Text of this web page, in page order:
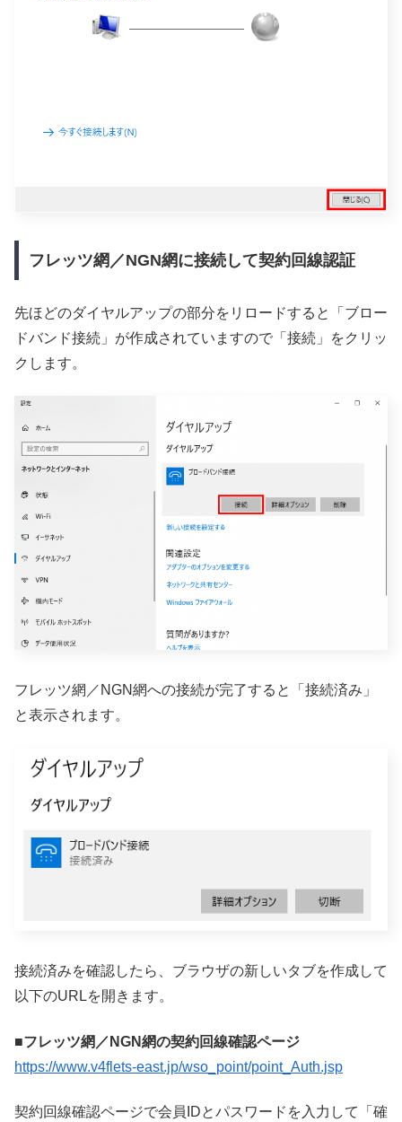
フレッツ網／NGN網に接続して契約回線認証
先ほどのダイヤルアップの部分をリロードすると「ブロー
ドバンド接続」が作成されていますので「接続」をクリッ
クします。
フレッツ網／NGN網への接続が完了すると「接続済み」
と表示されます。
接続済みを確認したら、ブラウザの新しいタブを作成して
以下のURLを開きます。
■フレッツ網／NGN網の契約回線確認ページ
https://www.v4flets-east.jp/wso_point/point_Auth.jsp
契約回線確認ページで会員IDとパスワードを入力して「確